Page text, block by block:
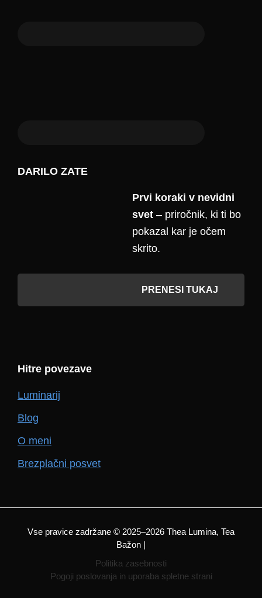
DARILO ZATE
Prvi koraki v nevidni
svet – priročnik, ki ti bo
pokazal kar je očem
skrito.
PRENESI TUKAJ
Hitre povezave
Luminarij
Blog
O meni
Brezplačni posvet
Vse pravice zadržane © 2025–2026 Thea Lumina, Tea
Bažon |
Politika zasebnosti
Pogoji poslovanja in uporaba spletne strani